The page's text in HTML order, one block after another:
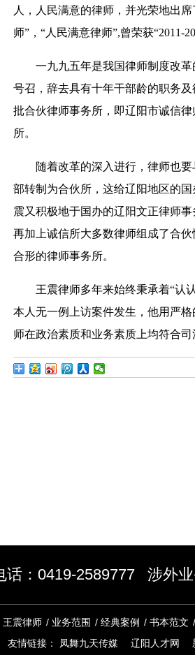
人，人民满意的律师，并光荣地出
师”，“人民满意律师”,曾荣获“2011-
一九九五年是我国律师制度改
号召，辞去具有十年干部龄的职务
批合伙律师事务所，即辽阳市诚信
所。
随着改革的深入进行，律师也
部转制为合伙所，这给辽阳地区的
震又积极地于国办的辽阳文正律师
再加上诚信所大多数律师组成了合
合形的律师事务所。
王震律师多年来始终秉承着“认
本人无一例上访案件发生，他用严
师在政治素质和业务素质上均符合司
话：0419-2589777 涉外
王震律师 / 业务范围 / 经典案例 / 书本范文 /
友情链接：
凤舞九天传媒 辽阳人才网